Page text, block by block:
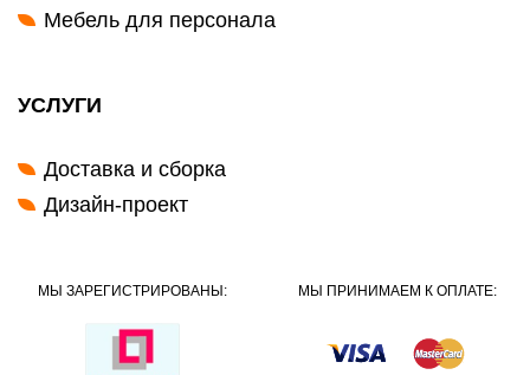
Мебель для персонала
УСЛУГИ
Доставка и сборка
Дизайн-проект
МЫ ЗАРЕГИСТРИРОВАНЫ: МЫ ПРИНИМАЕМ К ОПЛАТЕ: